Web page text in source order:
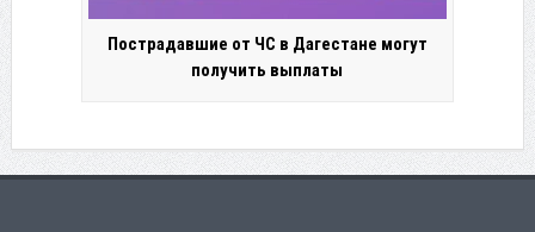
Пострадавшие от ЧС в Дагестане могут
получить выплаты